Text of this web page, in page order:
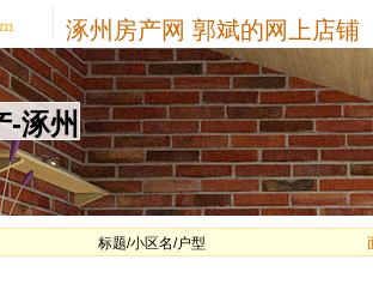
涿州房产网 郭斌的网上店铺
-涿州
标题/小区名/户型